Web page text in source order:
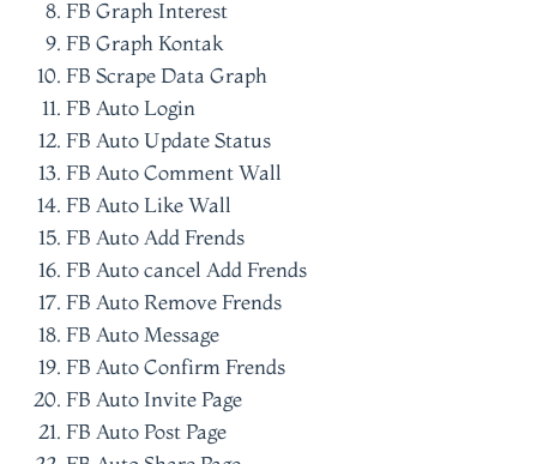
FB Graph Interest
FB Graph Kontak
FB Scrape Data Graph
FB Auto Login
FB Auto Update Status
FB Auto Comment Wall
FB Auto Like Wall
FB Auto Add Frends
FB Auto cancel Add Frends
FB Auto Remove Frends
FB Auto Message
FB Auto Confirm Frends
FB Auto Invite Page
FB Auto Post Page